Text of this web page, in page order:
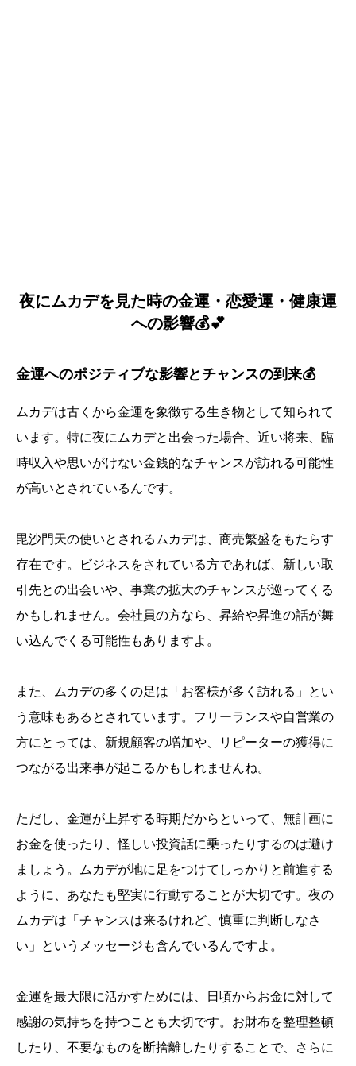
夜にムカデを見た時の金運・恋愛運・健康運
への影響💰💕
金運へのポジティブな影響とチャンスの到来💰
ムカデは古くから金運を象徴する生き物として知られて
います。特に夜にムカデと出会った場合、近い将来、臨
時収入や思いがけない金銭的なチャンスが訪れる可能性
が高いとされているんです。
毘沙門天の使いとされるムカデは、商売繁盛をもたらす
存在です。ビジネスをされている方であれば、新しい取
引先との出会いや、事業の拡大のチャンスが巡ってくる
かもしれません。会社員の方なら、昇給や昇進の話が舞
い込んでくる可能性もありますよ。
また、ムカデの多くの足は「お客様が多く訪れる」とい
う意味もあるとされています。フリーランスや自営業の
方にとっては、新規顧客の増加や、リピーターの獲得に
つながる出来事が起こるかもしれませんね。
ただし、金運が上昇する時期だからといって、無計画に
お金を使ったり、怪しい投資話に乗ったりするのは避け
ましょう。ムカデが地に足をつけてしっかりと前進する
ように、あなたも堅実に行動することが大切です。夜の
ムカデは「チャンスは来るけれど、慎重に判断しなさ
い」というメッセージも含んでいるんですよ。
金運を最大限に活かすためには、日頃からお金に対して
感謝の気持ちを持つことも大切です。お財布を整理整頓
したり、不要なものを断捨離したりすることで、さらに